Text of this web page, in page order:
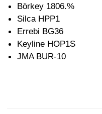
Börkey 1806.%
Silca HPP1
Errebi BG36
Keyline HOP1S
JMA BUR-10